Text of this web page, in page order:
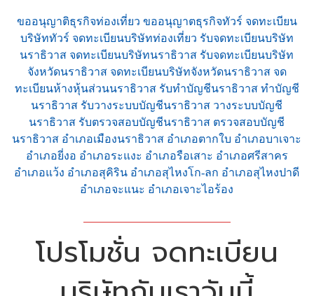
ขออนุญาติธุรกิจท่องเที่ยว ขออนุญาตธุรกิจทัวร์ จดทะเบียน
บริษัททัวร์ จดทะเบียนบริษัทท่องเที่ยว รับจดทะเบียนบริษัท
นราธิวาส จดทะเบียนบริษัทนราธิวาส รับจดทะเบียนบริษัท
จังหวัดนราธิวาส จดทะเบียนบริษัทจังหวัดนราธิวาส จด
ทะเบียนห้างหุ้นส่วนนราธิวาส รับทำบัญชีนราธิวาส ทำบัญชี
นราธิวาส รับวางระบบบัญชีนราธิวาส วางระบบบัญชี
นราธิวาส รับตรวจสอบบัญชีนราธิวาส ตรวจสอบบัญชี
นราธิวาส อำเภอเมืองนราธิวาส อำเภอตากใบ อำเภอบาเจาะ
อำเภอยี่งอ อำเภอระแงะ อำเภอรือเสาะ อำเภอศรีสาคร
อำเภอแว้ง อำเภอสุคิริน อำเภอสุไหงโก-ลก อำเภอสุไหงปาดี
อำเภอจะแนะ อำเภอเจาะไอร้อง
โปรโมชั่น จดทะเบียน